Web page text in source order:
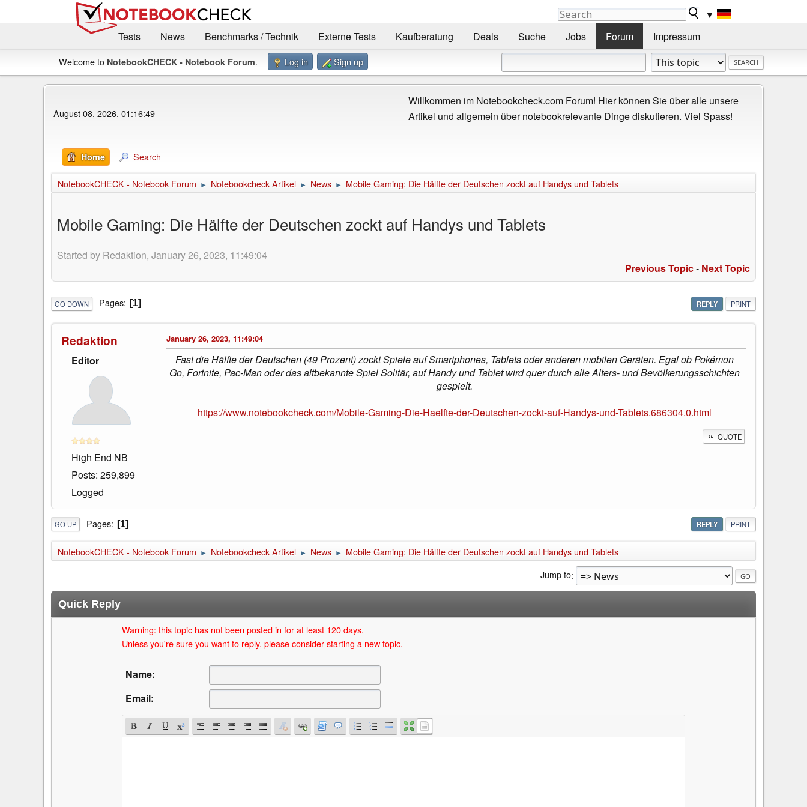
▼
Tests
News Benchmarks / Technik Externe Tests Kaufberatung Deals Suche Jobs Forum Impressum
Welcome to NotebookCHECK - Notebook Forum. Log in Sign up
August 08, 2026, 01:16:49
Willkommen im Notebookcheck.com Forum! Hier können Sie über alle unsere
Artikel und allgemein über notebookrelevante Dinge diskutieren. Viel Spass!
Home Search
NotebookCHECK - Notebook Forum ► Notebookcheck Artikel ► News ► Mobile Gaming: Die Hälfte der Deutschen zockt auf Handys und Tablets
Mobile Gaming: Die Hälfte der Deutschen zockt auf Handys und Tablets
Started by Redaktion, January 26, 2023, 11:49:04
Previous Topic- Next Topic
REPLY PRINT
GO DOWN Pages 1
Redaktion
Editor
High End NB
Posts: 259,899
Logged
January 26, 2023, 11:49:04
Fast die Hälfte der Deutschen (49 Prozent) zockt Spiele auf Smartphones, Tablets oder anderen mobilen Geräten. Egal ob Pokémon
Go, Fortnite, Pac-Man oder das altbekannte Spiel Solitär, auf Handy und Tablet wird quer durch alle Alters- und Bevölkerungsschichten
gespielt.
https://www.notebookcheck.com/Mobile-Gaming-Die-Haelfte-der-Deutschen-zockt-auf-Handys-und-Tablets.686304.0.html
QUOTE
REPLY PRINT
GO UP Pages 1
NotebookCHECK - Notebook Forum ► Notebookcheck Artikel ► News ►
Mobile Gaming: Die Hälfte der Deutschen zockt auf Handys und Tablets
Jump to
Quick Reply
Warning: this topic has not been posted in for at least 120 days.
Unless you're sure you want to reply, please consider starting a new topic.
Name:
Email: